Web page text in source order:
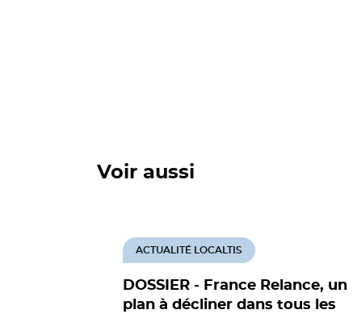
Voir aussi
DOSSIER - France Relance, un
plan à décliner dans tous les
ACTUALITÉ LOCALTIS